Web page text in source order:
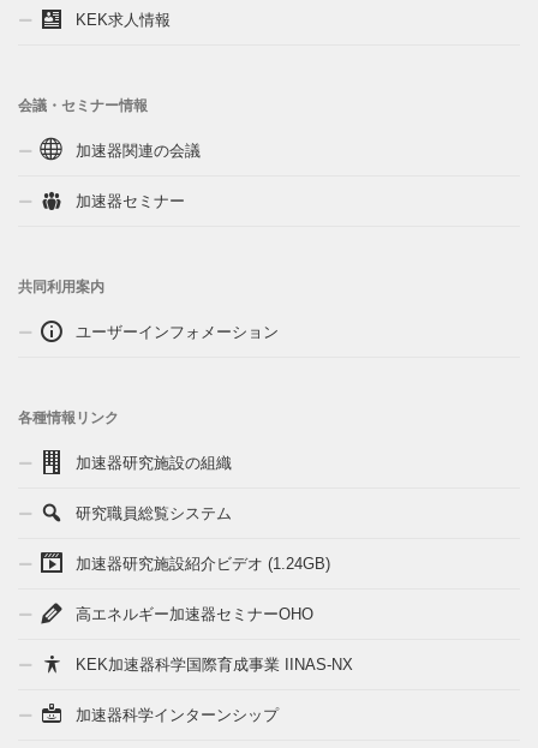
KEK求人情報
会議・セミナー情報
加速器関連の会議
加速器セミナー
共同利用案内
ユーザーインフォメーション
各種情報リンク
加速器研究施設の組織
研究職員総覧システム
加速器研究施設紹介ビデオ (1.24GB)
高エネルギー加速器セミナーOHO
KEK加速器科学国際育成事業 IINAS-NX
加速器科学インターンシップ